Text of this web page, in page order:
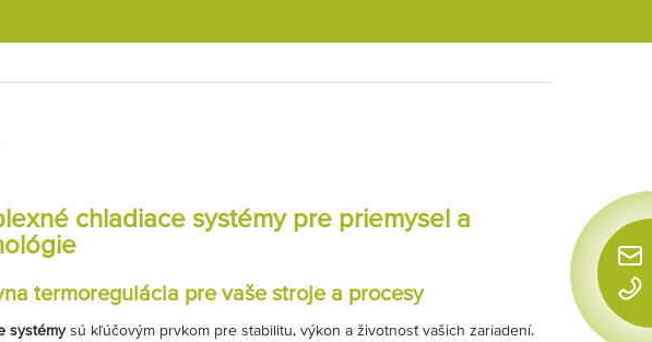
chladiace systémy pre priemysel a
termoregulácia pre vaše stroje a procesy
systémysú kľúčovým prvkom pre stabilitu, výkon a životnosť vašich zariadení.